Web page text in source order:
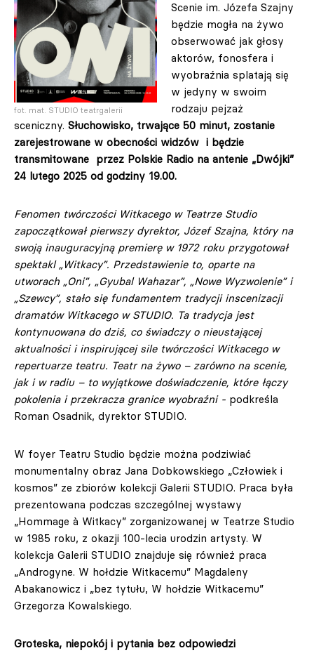
fot. mat. STUDIO teatrgalerii
Scenie im. Józefa Szajny
będzie mogła na żywo
obserwować jak głosy
aktorów, fonosfera i
wyobraźnia splatają się
w jedyny w swoim
rodzaju pejzaż
sceniczny. Słuchowisko, trwające 50 minut, zostanie
zarejestrowane w obecności widzów i będzie
transmitowane przez Polskie Radio na antenie „Dwójki”
24 lutego 2025 od godziny 19.00.
Fenomen twórczości Witkacego w Teatrze Studio
zapoczątkował pierwszy dyrektor, Józef Szajna, który na
swoją inauguracyjną premierę w 1972 roku przygotował
spektakl „Witkacy”. Przedstawienie to, oparte na
utworach „Oni”, „Gyubal Wahazar”, „Nowe Wyzwolenie” i
„Szewcy”, stało się fundamentem tradycji inscenizacji
dramatów Witkacego w STUDIO. Ta tradycja jest
kontynuowana do dziś, co świadczy o nieustającej
aktualności i inspirującej sile twórczości Witkacego w
repertuarze teatru. Teatr na żywo – zarówno na scenie,
jak i w radiu – to wyjątkowe doświadczenie, które łączy
pokolenia i przekracza granice wyobraźni - podkreśla
Roman Osadnik, dyrektor STUDIO.
W foyer Teatru Studio będzie można podziwiać
monumentalny obraz Jana Dobkowskiego „Człowiek i
kosmos” ze zbiorów kolekcji Galerii STUDIO. Praca była
prezentowana podczas szczególnej wystawy
„Hommage à Witkacy” zorganizowanej w Teatrze Studio
w 1985 roku, z okazji 100-lecia urodzin artysty. W
kolekcja Galerii STUDIO znajduje się również praca
„Androgyne. W hołdzie Witkacemu” Magdaleny
Abakanowicz i „bez tytułu, W hołdzie Witkacemu”
Grzegorza Kowalskiego.
Groteska, niepokój i pytania bez odpowiedzi